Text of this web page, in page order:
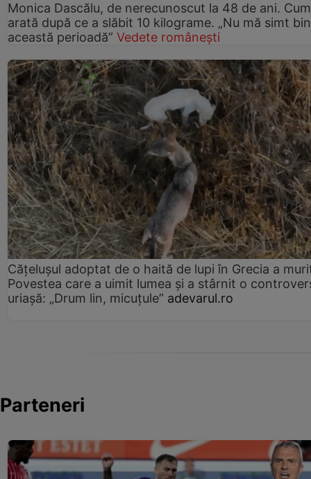
Monica Dascălu, de nerecunoscut la 48 de ani. Cum
arată după ce a slăbit 10 kilograme. „Nu mă simt
această perioadă” Vedete românești
Cățelușul adoptat de o haită de lupi în Grecia a
Povestea care a uimit lumea și a stârnit o
uriașă: „Drum lin, micuțule” adevarul.ro
Parteneri